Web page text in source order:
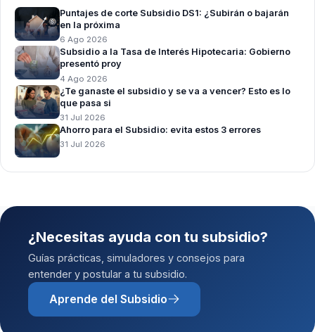
Puntajes de corte Subsidio DS1: ¿Subirán o bajarán
en la próxima
6 Ago 2026
Subsidio a la Tasa de Interés Hipotecaria: Gobierno
presentó proy
4 Ago 2026
¿Te ganaste el subsidio y se va a vencer? Esto es lo
que pasa si
31 Jul 2026
Ahorro para el Subsidio: evita estos 3 errores
31 Jul 2026
¿Necesitas ayuda con tu subsidio?
Guías prácticas, simuladores y consejos para
entender y postular a tu subsidio.
Aprende del Subsidio